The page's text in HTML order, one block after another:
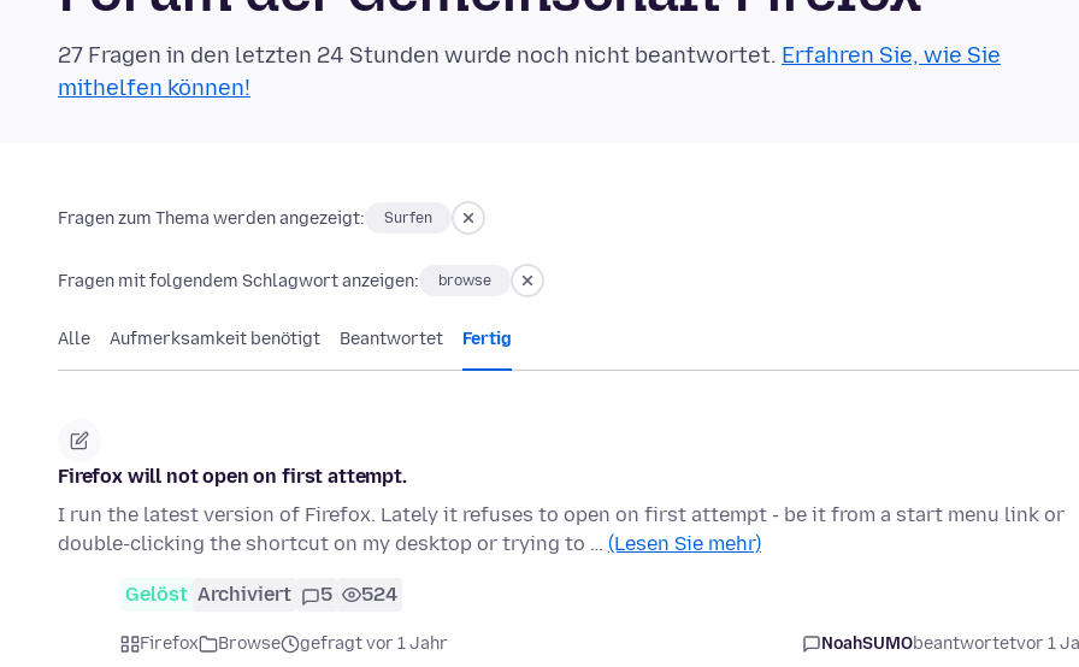
27 Fragen in den letzten 24 Stunden wurde noch nicht beantwortet. Erfahren Sie, wie Sie
mithelfen können!
Fragen zum Thema werden angezeigt: Surfen
Fragen mit folgendem Schlagwort anzeigen: browse
Alle Aufmerksamkeit benötigt Beantwortet Fertig
Firefox will not open on first attempt.
I run the latest version of Firefox. Lately it refuses to open on first attempt - be it from a start menu link or
double-clicking the shortcut on my desktop or trying to … (Lesen Sie mehr)
Gelöst Archiviert 5 524
Firefox Browse gefragt vor 1 Jahr NoahSUMObeantwortetvor 1